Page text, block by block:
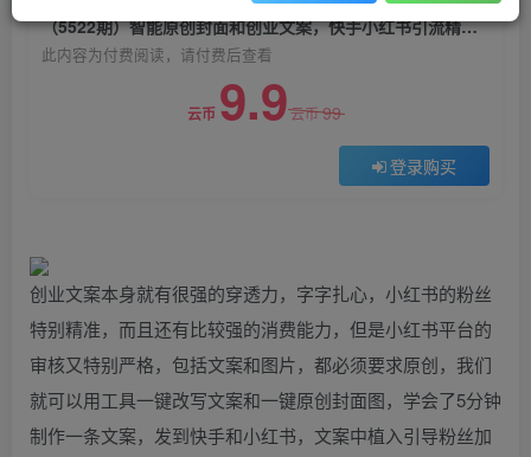
（5522期）智能原创封面和创业文案，快手小红书引流精准创业粉，微信每天被加100+
此内容为付费阅读，请付费后查看
云币 9.9云币99
登录购买
创业文案本身就有很强的穿透力，字字扎心，小红书的粉丝
特别精准，而且还有比较强的消费能力，但是小红书平台的
审核又特别严格，包括文案和图片，都必须要求原创，我们
就可以用工具一键改写文案和一键原创封面图，学会了5分钟
制作一条文案，发到快手和小红书，文案中植入引导粉丝加